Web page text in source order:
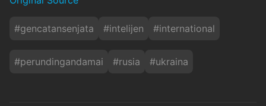
#gencatansenjata #intelijen #international
#perundingandamai #rusia #ukraina